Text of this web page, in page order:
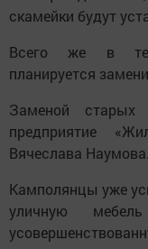
скамейки будут
Всего же в
планируется
Заменой старых
предприятие
Вячеслава Наумова.
Камполянцы уже
уличную